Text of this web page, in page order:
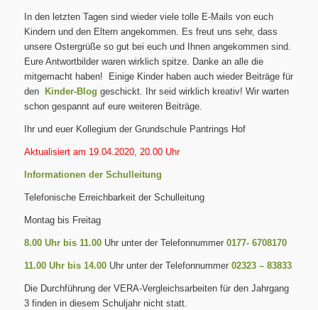
In den letzten Tagen sind wieder viele tolle E-Mails von euch
Kindern und den Eltern angekommen. Es freut uns sehr, dass
unsere Ostergrüße so gut bei euch und Ihnen angekommen sind.
Eure Antwortbilder waren wirklich spitze. Danke an alle die
mitgemacht haben! Einige Kinder haben auch wieder Beiträge für
den
Kinder-Blog geschickt. Ihr seid wirklich kreativ! Wir warten
schon gespannt auf eure weiteren Beiträge.
Ihr und euer Kollegium der Grundschule Pantrings Hof
Aktualisiert am 19.04.2020, 20.00 Uhr
Informationen der Schulleitung
Telefonische Erreichbarkeit der Schulleitung
Montag bis Freitag
8.00 Uhr bis 11.00Uhr unter der Telefonnummer 0177- 6708170
11.00 Uhr bis 14.00Uhr unter der Telefonnummer 02323 – 83833
Die Durchführung der VERA-Vergleichsarbeiten für den Jahrgang
3 finden in diesem Schuljahr nicht statt.